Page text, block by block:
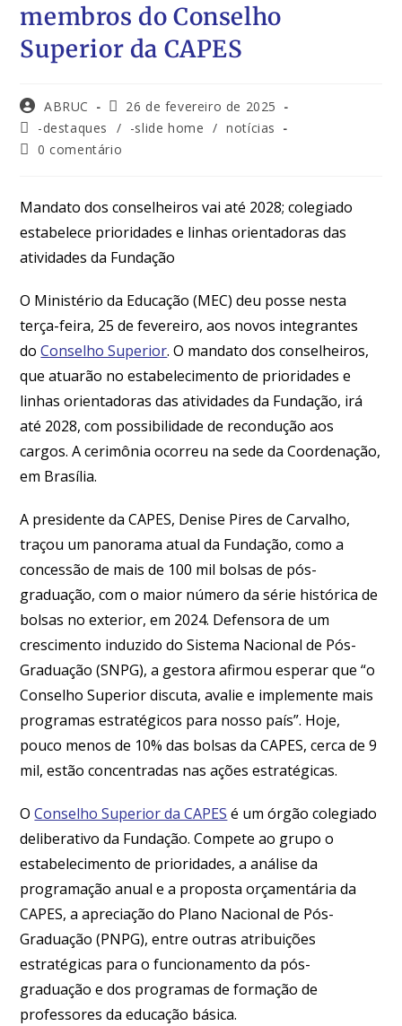
membros do Conselho
Superior da CAPES
ABRUC
26 de fevereiro de 2025
-destaques
/ -slide home / notícias
0 comentário
Mandato dos conselheiros vai até 2028; colegiado
estabelece prioridades e linhas orientadoras das
atividades da Fundação
O Ministério da Educação (MEC) deu posse nesta
terça-feira, 25 de fevereiro, aos novos integrantes
doConselho Superior. O mandato dos conselheiros,
que atuarão no estabelecimento de prioridades e
linhas orientadoras das atividades da Fundação, irá
até 2028, com possibilidade de recondução aos
cargos. A cerimônia ocorreu na sede da Coordenação,
em Brasília.
A presidente da CAPES, Denise Pires de Carvalho,
traçou um panorama atual da Fundação, como a
concessão de mais de 100 mil bolsas de pós-
graduação, com o maior número da série histórica de
bolsas no exterior, em 2024. Defensora de um
crescimento induzido do Sistema Nacional de Pós-
Graduação (SNPG), a gestora afirmou esperar que “o
Conselho Superior discuta, avalie e implemente mais
programas estratégicos para nosso país”. Hoje,
pouco menos de 10% das bolsas da CAPES, cerca de 9
mil, estão concentradas nas ações estratégicas.
OConselho Superior da CAPES é um órgão colegiado
deliberativo da Fundação. Compete ao grupo o
estabelecimento de prioridades, a análise da
programação anual e a proposta orçamentária da
CAPES, a apreciação do Plano Nacional de Pós-
Graduação (PNPG), entre outras atribuições
estratégicas para o funcionamento da pós-
graduação e dos programas de formação de
professores da educação básica.